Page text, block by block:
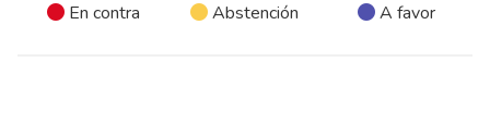
En contra Abstención A favor